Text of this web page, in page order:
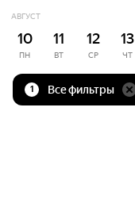
АВГУСТ
10
ПН
11
ВТ
12
СР
13
ЧТ
1 Все фильтры